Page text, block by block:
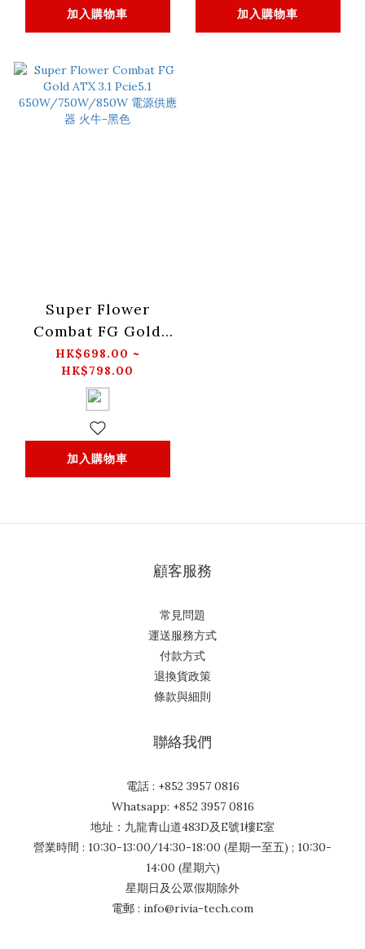
電源供應器 火牛 -黑
色
加入購物車 加入購物車
Super Flower
Combat FG Gold
ATX 3.1 Pcie5.1
650W/750W/850W
電源供應器 火牛-黑色
HK$698.00 ~
HK$798.00
加入購物車
顧客服務
常見問題
運送服務方式
付款方式
退換貨政策
條款與細則
聯絡我們
電話 : +852 3957 0816
Whatsapp: +852 3957 0816
地址：九龍青山道483D及E號1樓E室
營業時間 : 10:30-13:00/14:30-18:00 (星期一至五) ; 10:30-
14:00 (星期六)
星期日及公眾假期除外
電郵 : info@rivia-tech.com